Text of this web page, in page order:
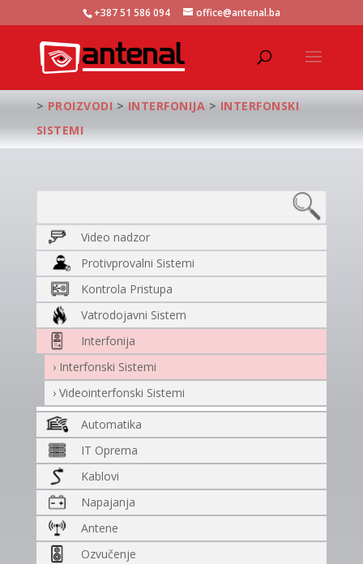
+387 51 586 094 office@antenal.ba
> PROIZVODI > INTERFONIJA > INTERFONSKI
SISTEMI
Video nadzor
Protivprovalni Sistemi
Kontrola Pristupa
Vatrodojavni Sistem
Interfonija
› Interfonski Sistemi
› Videointerfonski Sistemi
Automatika
IT Oprema
Kablovi
Napajanja
Antene
Ozvučenje